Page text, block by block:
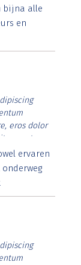
lorem
bijna alle
en
eros dolor
erat.
lorem
ervaren